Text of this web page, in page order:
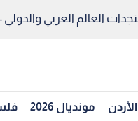
العالم العربي والدولي -
الأردن مونديال 2026